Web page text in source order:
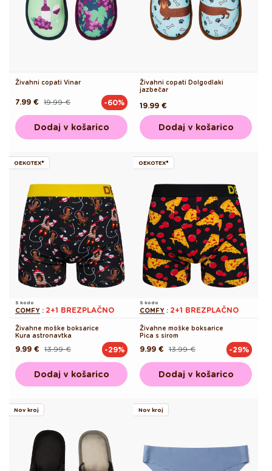
Živahni copati Vinar
Redna 19.99 €
Akcijska
7.99 € -60%
Dodaj v košarico
Živahni copati Dolgodlaki
jazbečar
Redna
cena
19.99 €
Dodaj v košarico
OEKOTEX®
S kodo
COMFY : 2+1 BREZPLAČNO
Živahne moške boksarice
Kura astronavtka
Redna 13.99 €
Akcijska
9.99 € -29%
Dodaj v košarico
OEKOTEX®
S kodo
COMFY : 2+1 BREZPLAČNO
Živahne moške boksarice
Pica s sirom
Redna 13.99 €
Akcijska
9.99 € -29%
Dodaj v košarico
Nov kroj Nov kroj